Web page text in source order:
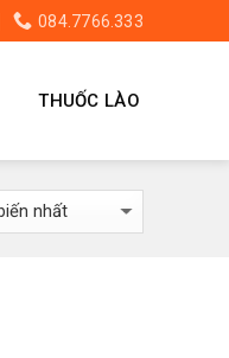
084.7766.333
THUỐC LÀO